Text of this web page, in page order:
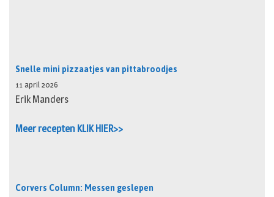
Snelle mini pizzaatjes van pittabroodjes
11 april 2026
Erik Manders
Meer recepten KLIK HIER>>
Corvers Column: Messen geslepen